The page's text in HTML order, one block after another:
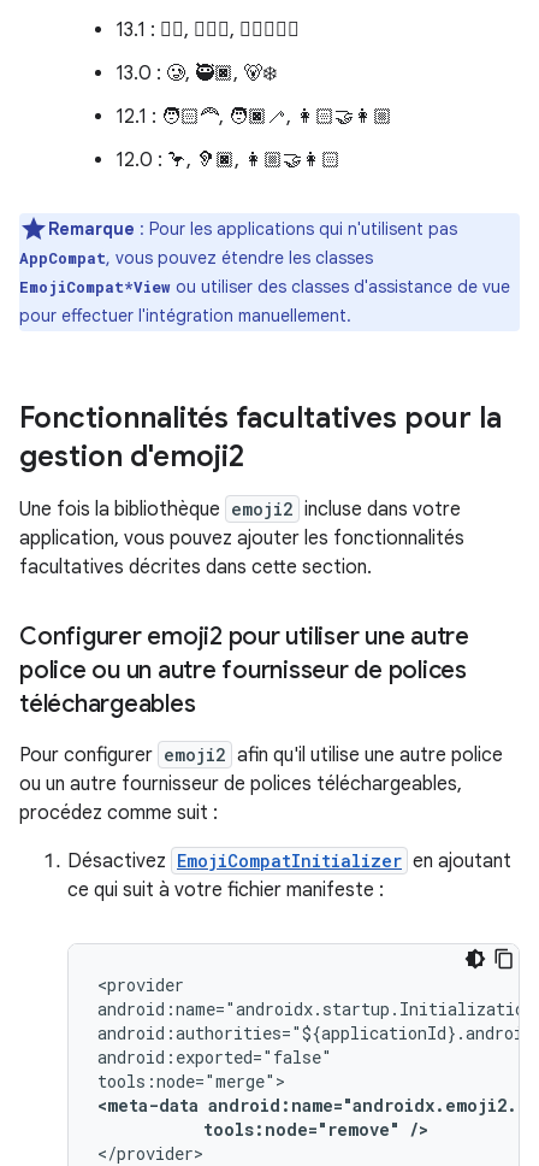
13.1 : 😶‍🌫️, 🧔🏻‍♀️, 🧑🏿‍❤️‍🧑🏾
13.0 : 🥲, 🥷🏿, 🐻‍❄️
12.1 : 🧑🏻‍🦰, 🧑🏿‍🦯, 👩🏻‍🤝‍👩🏼
12.0 : 🦩, 🦻🏿, 👩🏼‍🤝‍👩🏻
Remarque : Pour les applications qui n'utilisent pas
AppCompat, vous pouvez étendre les classes
EmojiCompat*View ou utiliser des classes d'assistance de vue
pour effectuer l'intégration manuellement.
Fonctionnalités facultatives pour la
gestion d'emoji2
Une fois la bibliothèque emoji2 incluse dans votre
application, vous pouvez ajouter les fonctionnalités
facultatives décrites dans cette section.
Configurer emoji2 pour utiliser une autre
police ou un autre fournisseur de polices
téléchargeables
Pour configurer emoji2 afin qu'il utilise une autre police
ou un autre fournisseur de polices téléchargeables,
procédez comme suit :
Désactivez EmojiCompatInitializer en ajoutant
ce qui suit à votre fichier manifeste :
<provider
android:exported="false"
<meta-data
tools:node="remove" />
</provider>